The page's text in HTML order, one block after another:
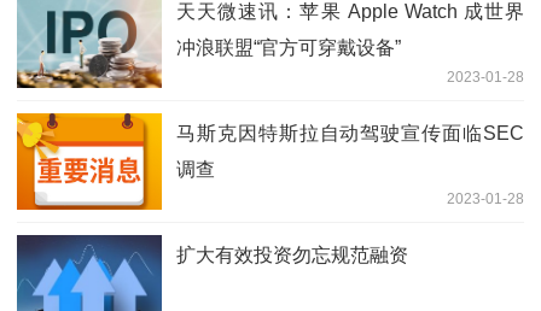
天天微速讯：苹果 Apple Watch 成世界
冲浪联盟“官方可穿戴设备”
2023-01-28
马斯克因特斯拉自动驾驶宣传面临SEC
调查
2023-01-28
扩大有效投资勿忘规范融资